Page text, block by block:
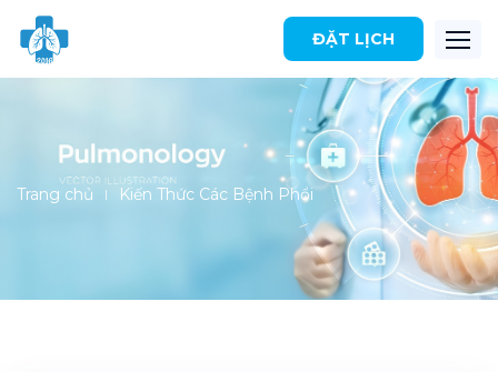
ĐẶT LỊCH
Trang chủ | Kiến Thức Các Bệnh Phổi